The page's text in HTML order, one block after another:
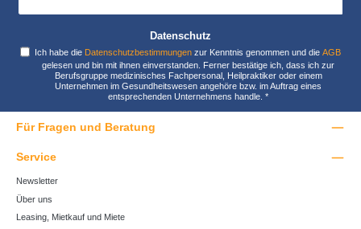
Datenschutz
Ich habe die Datenschutzbestimmungen zur Kenntnis genommen und dieAGB
gelesen und bin mit ihnen einverstanden. Ferner bestätige ich, dass ich zur
Berufsgruppe medizinisches Fachpersonal, Heilpraktiker oder einem
Unternehmen im Gesundheitswesen angehöre bzw. im Auftrag eines
entsprechenden Unternehmens handle.*
Für Fragen und Beratung
Service
Newsletter
Über uns
Leasing, Mietkauf und Miete